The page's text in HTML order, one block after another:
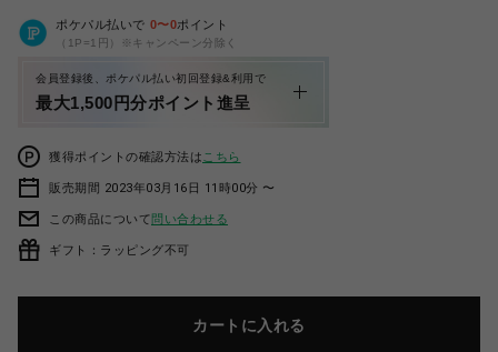
ポケパル払いで 0〜0ポイント
（1P=1円）※キャンペーン分除く
会員登録後、ポケパル払い初回登録&利用で
最大1,500円分ポイント進呈
獲得ポイントの確認方法は こちら
販売期間 2023年03月16日 11時00分 〜
この商品について問い合わせる
ギフト：ラッピング不可
カートに入れる